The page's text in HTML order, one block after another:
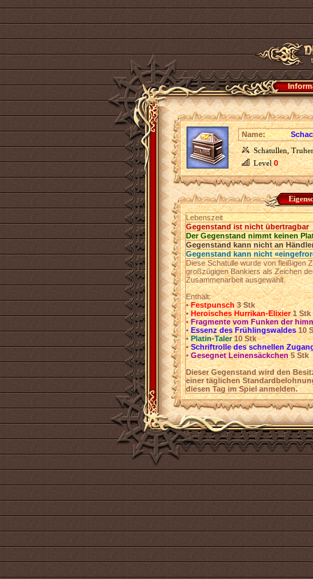
Name:
Schatullen,
Level0
Lebenszeit
Gegenstand ist nicht übertragbar
Der Gegenstand nimmt keinen
Gegenstand kann nicht an
Gegenstand kann nicht
Diese Schatulle wurde von fleißigen
großzügigen Bankiers als Zeichen
Zusammenarbeit ausgewählt.
Enthält:
•Festpunsch 3 Stk
•Heroisches Hurrikan-Elixier 1 Stk
•Fragmente vom Funken der
•Essenz des Frühlingswaldes 10
•Platin-Taler 10 Stk
•Schriftrolle des schnellen
•Gesegnet Leinensäckchen 5 Stk
Dieser Gegenstand wird den
einer täglichen
diesen Tag im Spiel anmelden.